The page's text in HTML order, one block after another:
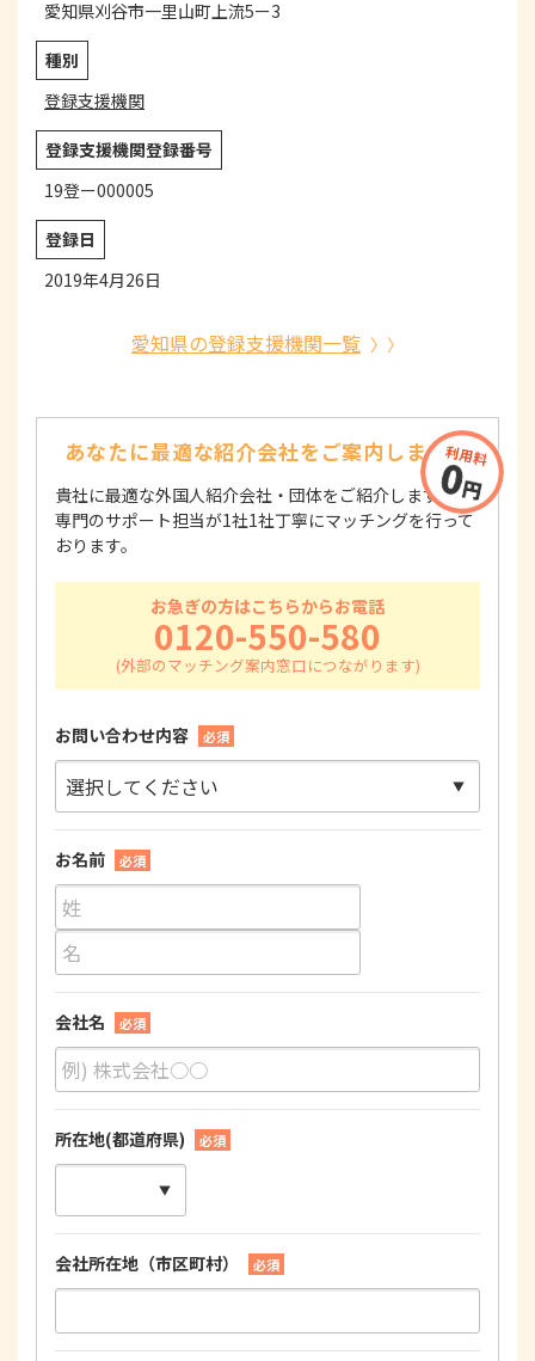
愛知県刈谷市一里山町上流5ー3
種別
登録支援機関
登録支援機関登録番号
19登ー000005
登録日
2019年4月26日
愛知県の登録支援機関一覧
あなたに最適な紹介会社をご案内します！
貴社に最適な外国人紹介会社・団体をご紹介します！
専門のサポート担当が1社1社丁寧にマッチングを行って
おります。
お急ぎの方はこちらからお電話
0120-550-580
お問い合わせ内容 必須
お名前 必須
会社名 必須
所在地(都道府県) 必須
会社所在地（市区町村） 必須